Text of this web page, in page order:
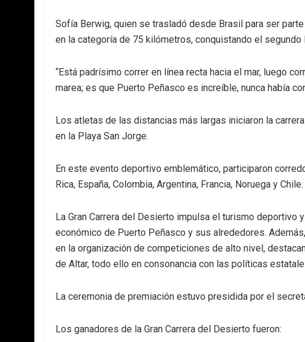
Sofía Berwig, quien se trasladó desde Brasil para ser
en la categoría de 75 kilómetros, conquistando el segundo
“Está padrísimo correr en línea recta hacia el mar, luego
marea; es que Puerto Peñasco es increíble, nunca había
Los atletas de las distancias más largas iniciaron la
en la Playa San Jorge.
En este evento deportivo emblemático, participaron
Rica, España, Colombia, Argentina, Francia, Noruega y Chile.
La Gran Carrera del Desierto impulsa el turismo deportivo
económico de Puerto Peñasco y sus alrededores.
en la organización de competiciones de alto nivel,
de Altar, todo ello en consonancia con las políticas
La ceremonia de premiación estuvo presidida por el
Los ganadores de la Gran Carrera del Desierto fueron: